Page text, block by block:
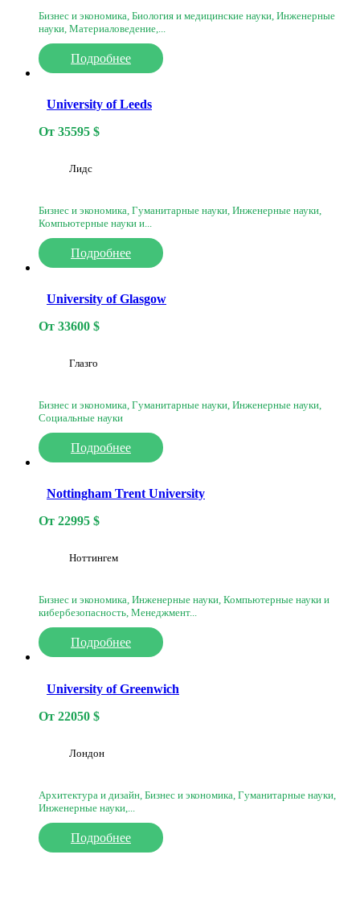
Бизнес и экономика, Биология и медицинские науки, Инженерные
науки, Материаловедение,...
Подробнее
University of Leeds
От 35595 $
Лидс
Бизнес и экономика, Гуманитарные науки, Инженерные науки,
Компьютерные науки и...
Подробнее
University of Glasgow
От 33600 $
Глазго
Бизнес и экономика, Гуманитарные науки, Инженерные науки,
Социальные науки
Подробнее
Nottingham Trent University
От 22995 $
Ноттингем
Бизнес и экономика, Инженерные науки, Компьютерные науки и
кибербезопасность, Менеджмент...
Подробнее
University of Greenwich
От 22050 $
Лондон
Архитектура и дизайн, Бизнес и экономика, Гуманитарные науки,
Инженерные науки,...
Подробнее